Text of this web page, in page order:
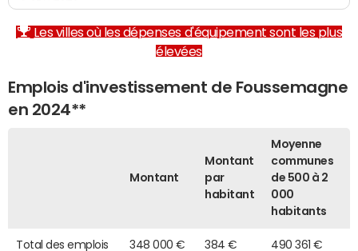
Les villes où les dépenses d'équipement sont les plus
élevées
Emplois d'investissement de Foussemagne
en 2024**
Montant
Montant
par
habitant
Moyenne
communes
de 500 à 2
000
habitants
Total des emplois
348 000 € 384 € 490 361 €